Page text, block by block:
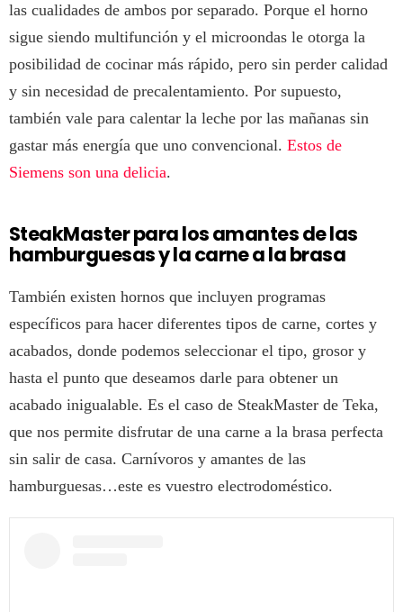
las cualidades de ambos por separado. Porque el horno
sigue siendo multifunción y el microondas le otorga la
posibilidad de cocinar más rápido, pero sin perder calidad
y sin necesidad de precalentamiento. Por supuesto,
también vale para calentar la leche por las mañanas sin
gastar más energía que uno convencional. Estos de
Siemens son una delicia.
SteakMaster para los amantes de las
hamburguesas y la carne a la brasa
También existen hornos que incluyen programas
específicos para hacer diferentes tipos de carne, cortes y
acabados, donde podemos seleccionar el tipo, grosor y
hasta el punto que deseamos darle para obtener un
acabado inigualable. Es el caso de SteakMaster de Teka,
que nos permite disfrutar de una carne a la brasa perfecta
sin salir de casa. Carnívoros y amantes de las
hamburguesas…este es vuestro electrodoméstico.